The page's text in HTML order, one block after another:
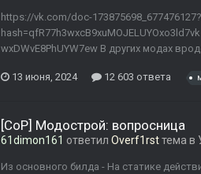
https://vk.com/doc-173875698_677476127?
wxDWvE8PhUYW7ew В других модах
13 июня, 2024 12 603 ответа
[CoP] Модострой: вопросница
61dimon161 ответил Overf1rstтема в
Из основного билда - На статике